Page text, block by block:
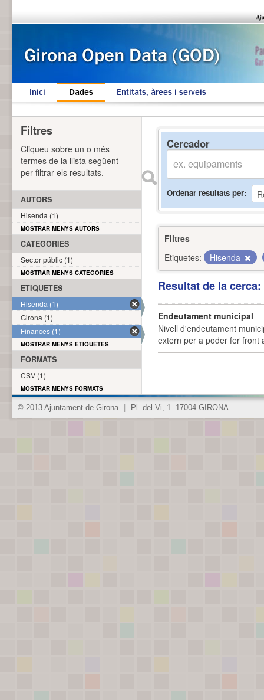
Inici Dades Entitats, àrees i serveis
Cercador
Ordenar resultats per
Filtres
Etiquetes:
Hisenda
Resultat de la
Endeutament municipal
Nivell d'endeutament
extern per a poder fer front
Filtres
Cliqueu sobre un o més
termes de la llista següent
per filtrar els resultats.
AUTORS
Hisenda (1)
MOSTRAR MENYS AUTORS
CATEGORIES
Sector públic (1)
MOSTRAR MENYS CATEGORIES
ETIQUETES
Hisenda (1)
Girona (1)
Finances (1)
MOSTRAR MENYS ETIQUETES
FORMATS
CSV (1)
MOSTRAR MENYS FORMATS
© 2013 Ajuntament de Girona Pl. del Vi, 1. 17004 GIRONA